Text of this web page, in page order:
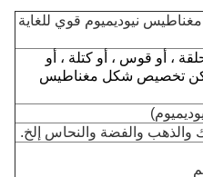
نيوديميوم قوي للغاية
، أو قوس ، أو كتلة ، أو
تخصيص شكل مغناطيس